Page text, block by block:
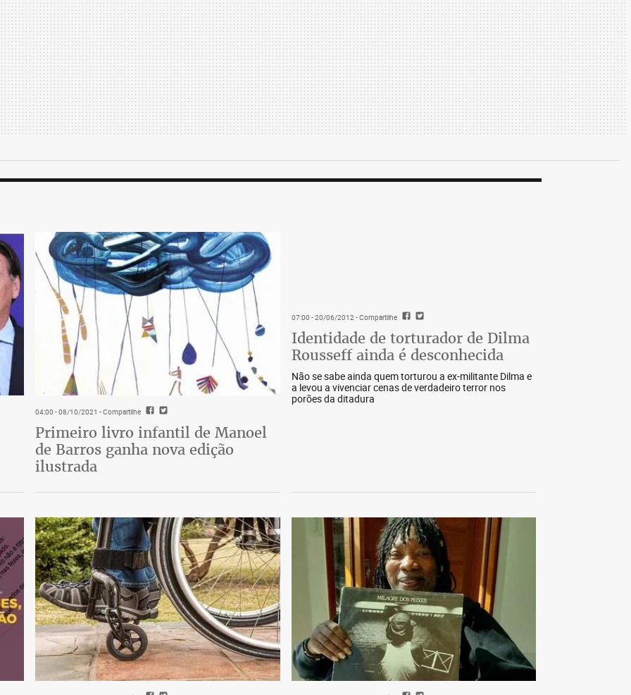
04:00 - 08/10/2021 - Compartilhe
Primeiro livro infantil de Manoel
de Barros ganha nova edição
ilustrada
07:00 - 20/06/2012- Compartilhe
Identidade de torturador de Dilma
Rousseff ainda é desconhecida
Não se sabe ainda quem torturou a ex-militante Dilma e
a levou a vivenciar cenas de verdadeiro terror nos
porões da ditadura